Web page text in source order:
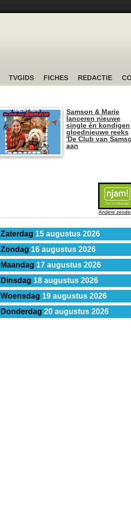
TVGIDS FICHES REDACTIE
Samson & Marie
lanceren nieuwe
single én kondigen
gloednieuwe reeks
'De Club van
aan
Andere
Zaterdag 15 augustus 2026
Zondag 16 augustus 2026
Maandag 17 augustus 2026
Dinsdag 18 augustus 2026
Woensdag 19 augustus 2026
Donderdag 20 augustus 2026